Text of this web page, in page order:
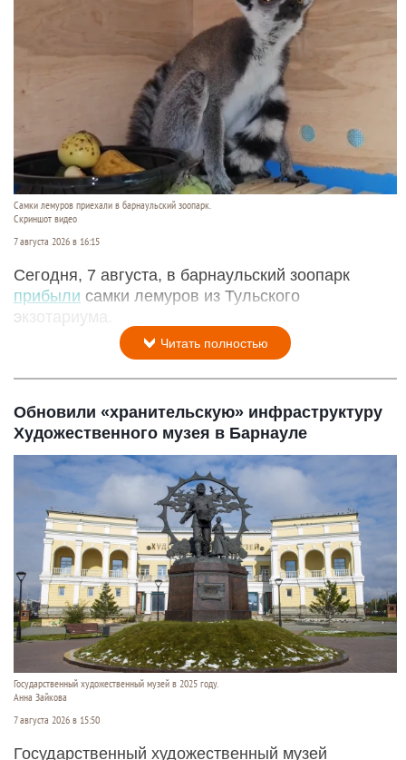
Самки лемуров приехали в барнаульский зоопарк.
Скриншот видео
7 августа 2026 в 16:15
Сегодня, 7 августа, в барнаульский зоопарк
прибыли самки лемуров из Тульского
экзотариума.
Читать полностью
Обновили «хранительскую» инфраструктуру
Художественного музея в Барнауле
Государственный художественный музей в 2025 году.
Анна Зайкова
7 августа 2026 в 15:50
Государственный художественный музей